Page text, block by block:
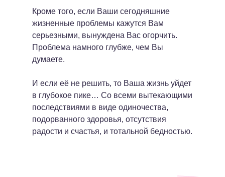
Кроме того, если Ваши сегодняшние
жизненные проблемы кажутся Вам
серьезными, вынуждена Вас огорчить.
Проблема намного глубже, чем Вы
думаете.
И если её не решить, то Ваша жизнь уйдет
в глубокое пике… Со всеми вытекающими
последствиями в виде одиночества,
подорванного здоровья, отсутствия
радости и счастья, и тотальной бедностью.